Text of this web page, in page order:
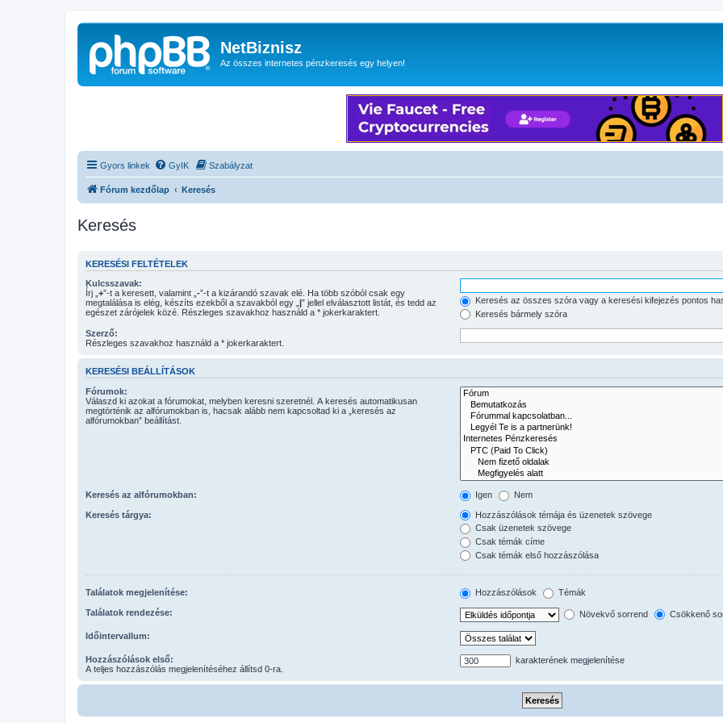
NetBiznisz
Az összes internetes pénzkeresés egy helyen!
Gyors linkek GyIK Szabályzat
Fórum kezdőlap Keresés
Keresés
KERESÉSI FELTÉTELEK
Kulcsszavak:
Írj „ +”-t a keresett, valamint „ -”-t a kizárandó szavak elé. Ha több szóból csak egy
megtalálása is elég, készíts ezekből a szavakból egy „ |” jellel elválasztott listát, és tedd az
egészet zárójelek közé. Részleges szavakhoz használd a * jokerkaraktert.
Keresés az összes szóra vagy a keresési kifejezés pontos
Keresés bármely szóra
Szerző:
Részleges szavakhoz használd a * jokerkaraktert.
KERESÉSI BEÁLLÍTÁSOK
Fórumok:
Válaszd ki azokat a fórumokat, melyben keresni szeretnél. A keresés automatikusan
megtörténik az alfórumokban is, hacsak alább nem kapcsoltad ki a „keresés az
alfórumokban” beállítást.
Keresés az alfórumokban: Igen Nem
Keresés tárgya:
Hozzászólások témája és üzenetek szövege
Csak üzenetek szövege
Csak témák címe
Csak témák első hozzászólása
Találatok megjelenítése: Hozzászólások Témák
Találatok rendezése: Növekvő sorrend Csökkenő
Időintervallum:
Hozzászólások első:
A teljes hozzászólás megjelenítéséhez állítsd 0-ra.
karakterének megjelenítése